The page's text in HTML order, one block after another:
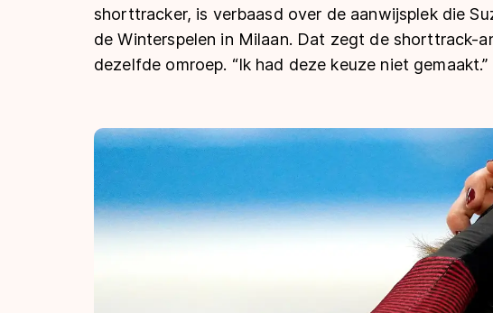
Olympische Spelen
shorttracker, is verbaasd over de aanwijsplek die
de Winterspelen in Milaan. Dat zegt de shorttrack-
dezelfde omroep. “Ik had deze keuze niet gemaakt.”